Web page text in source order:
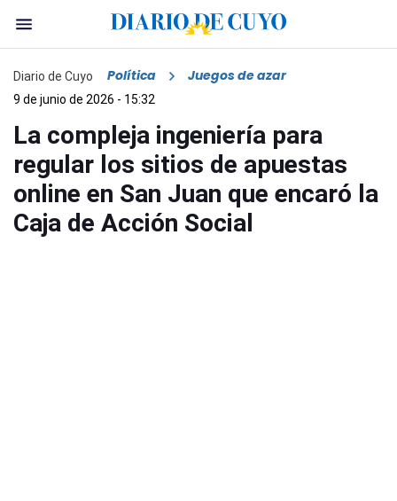
Diario de Cuyo Política Juegos de azar
9 de junio de 2026 - 15:32
La compleja ingeniería para
regular los sitios de apuestas
online en San Juan que encaró la
Caja de Acción Social